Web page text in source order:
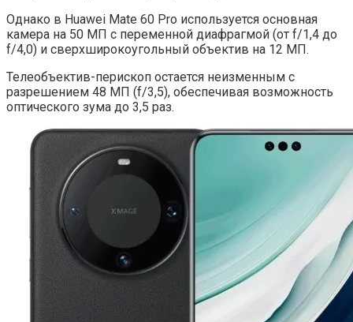
Однако в Huawei Mate 60 Pro используется основная
камера на 50 МП с переменной диафрагмой (от f/1,4 до
f/4,0) и сверхширокоугольный объектив на 12 МП.
Телеобъектив-перископ остается неизменным с
разрешением 48 МП (f/3,5), обеспечивая возможность
оптического зума до 3,5 раз.